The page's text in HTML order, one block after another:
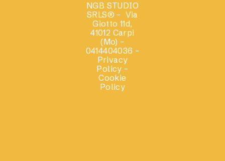
NGB STUDIO
SRLS® – Via
Giotto 11d,
41012 Carpi
(Mo) –
0414404036 –
Privacy
Policy –
Cookie
Policy